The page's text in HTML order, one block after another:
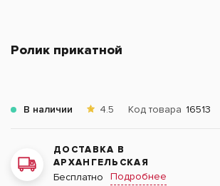
Ролик прикатной
В наличии 4.5 Код товара 16513
ДОСТАВКА В
АРХАНГЕЛЬСКАЯ
Бесплатно
Подробнее